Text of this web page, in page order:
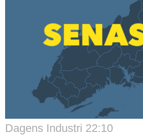
Dagens Industri 22:10